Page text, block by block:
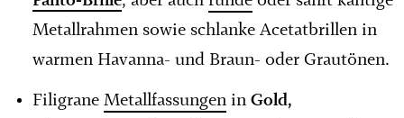
Metallrahmen sowie schlanke Acetatbrillen in
warmen Havanna- und Braun- oder Grautönen.
Filigrane Metallfassungen in Gold,